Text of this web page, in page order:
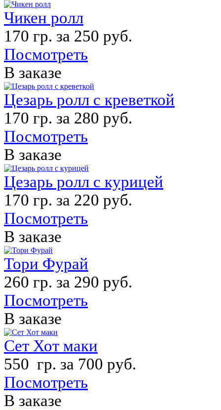
Чикен ролл
170 гр. за 250 руб.
Посмотреть
В заказе
Цезарь ролл с креветкой
170 гр. за 280 руб.
Посмотреть
В заказе
Цезарь ролл с курицей
170 гр. за 220 руб.
Посмотреть
В заказе
Тори Фурай
260 гр. за 290 руб.
Посмотреть
В заказе
Сет Хот маки
550 гр. за 700 руб.
Посмотреть
В заказе